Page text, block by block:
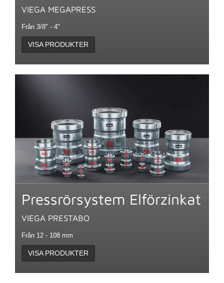
VIEGA MEGAPRESS
Från 3/8" - 4"
VISA PRODUKTER
Pressrörsystem Elförzinkat
VIEGA PRESTABO
Från 12 - 108 mm
VISA PRODUKTER